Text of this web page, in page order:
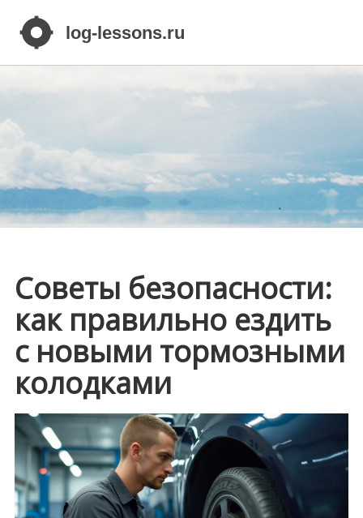
Советы безопасности:
как правильно ездить
с новыми тормозными
колодками